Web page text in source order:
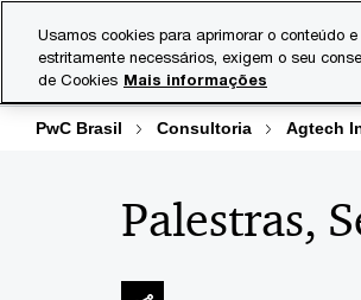
content
footer
PwC Brasil Consultoria Agtech
Palestras,
Usamos cookies para aprimorar o conteúdo
estritamente necessários, exigem o seu
de Cookies Mais informações